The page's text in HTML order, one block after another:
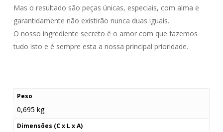
Mas o resultado são peças únicas, especiais, com alma e
garantidamente não existirão nunca duas iguais.
O nosso ingrediente secreto é o amor com que fazemos
tudo isto e é sempre esta a nossa principal prioridade.
Peso
0,695 kg
Dimensões (C x L x A)